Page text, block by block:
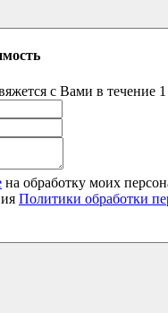
с Вами в течение 1
на обработку моих
Политики обработки